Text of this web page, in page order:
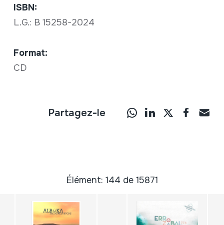
ISBN:
L.G.: B 15258-2024
Format:
CD
Partagez-le
Élément: 144 de 15871